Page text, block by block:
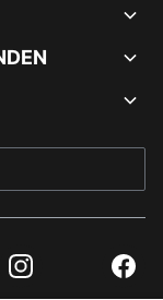
Instagram